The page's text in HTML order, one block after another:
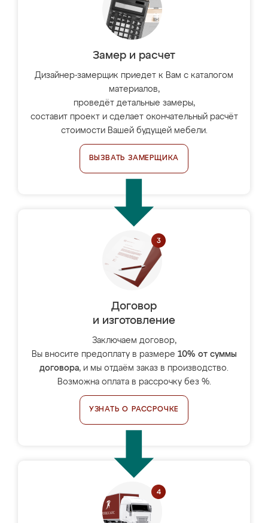
Замер и расчет
Дизайнер-замерщик приедет к Вам с каталогом
материалов,
проведёт детальные замеры,
составит проект и сделает окончательный расчёт
стоимости Вашей будущей мебели.
ВЫЗВАТЬ ЗАМЕРЩИКА
Договор
и изготовление
Заключаем договор,
Вы вносите предоплату в размере 10% от суммы
договора, и мы отдаём заказ в производство.
Возможна оплата в рассрочку без %.
УЗНАТЬ О РАССРОЧКЕ